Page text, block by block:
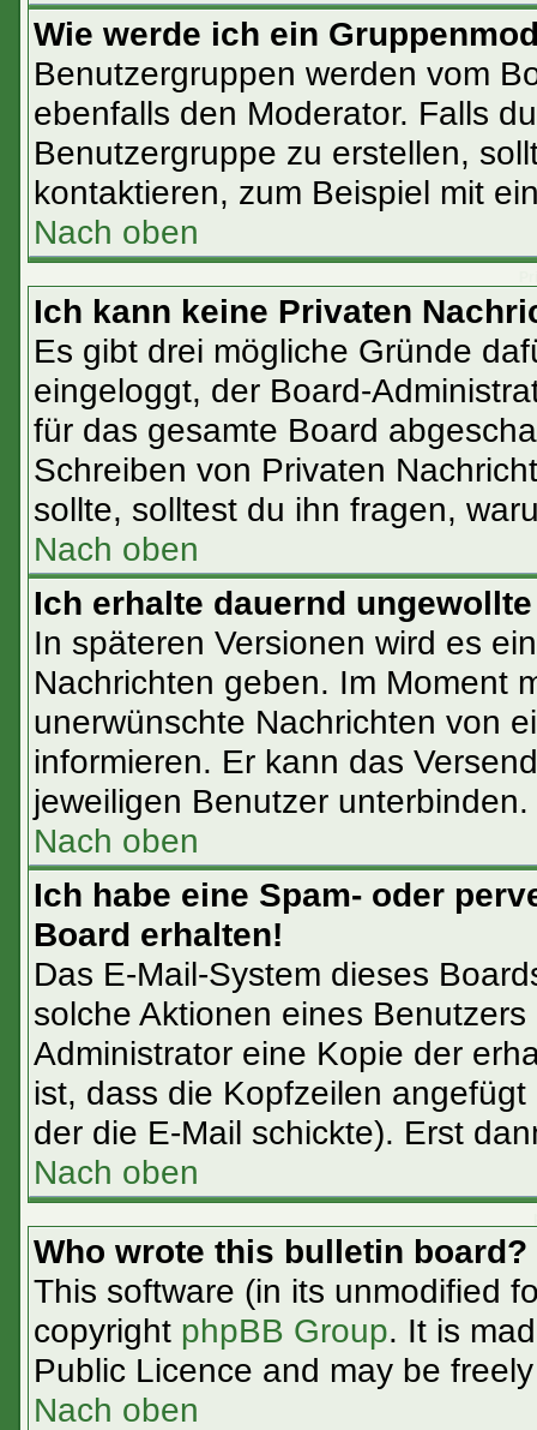
Wie werde ich ein
Benutzergruppen werden vom
ebenfalls den Moderator. Falls
Benutzergruppe zu erstellen,
kontaktieren, zum Beispiel mit
Nach oben
Ich kann keine Privaten
Es gibt drei mögliche Gründe
eingeloggt, der Board-
für das gesamte Board
Schreiben von Privaten
sollte, solltest du ihn fragen,
Nach oben
Ich erhalte dauernd
In späteren Versionen wird es
Nachrichten geben. Im Moment
unerwünschte Nachrichten von
informieren. Er kann das
jeweiligen Benutzer unterbinden.
Nach oben
Ich habe eine Spam- oder
Board erhalten!
Das E-Mail-System dieses
solche Aktionen eines
Administrator eine Kopie der
ist, dass die Kopfzeilen
der die E-Mail schickte). Erst
Nach oben
Who wrote this bulletin board?
This software (in its unmodified
copyright phpBB Group. It is
Public Licence and may be
Nach oben